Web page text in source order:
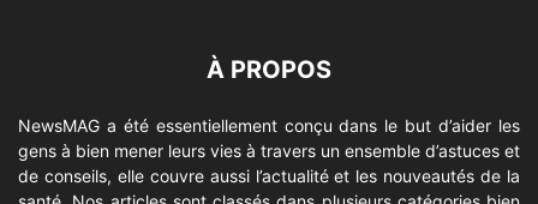
À PROPOS
NewsMAG a été essentiellement conçu dans le but d’aider les
gens à bien mener leurs vies à travers un ensemble d’astuces et
de conseils, elle couvre aussi l’actualité et les nouveautés de la